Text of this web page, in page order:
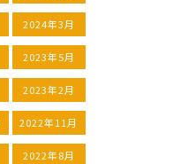
2024年3月
2023年5月
2023年2月
2022年11月
2022年8月